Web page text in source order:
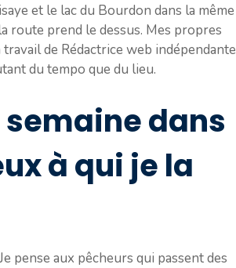
et le lac du Bourdon dans la même
route prend le dessus. Mes propres
de Rédactrice web indépendante
du tempo que du lieu.
dans
à qui je la
pense aux pêcheurs qui passent des